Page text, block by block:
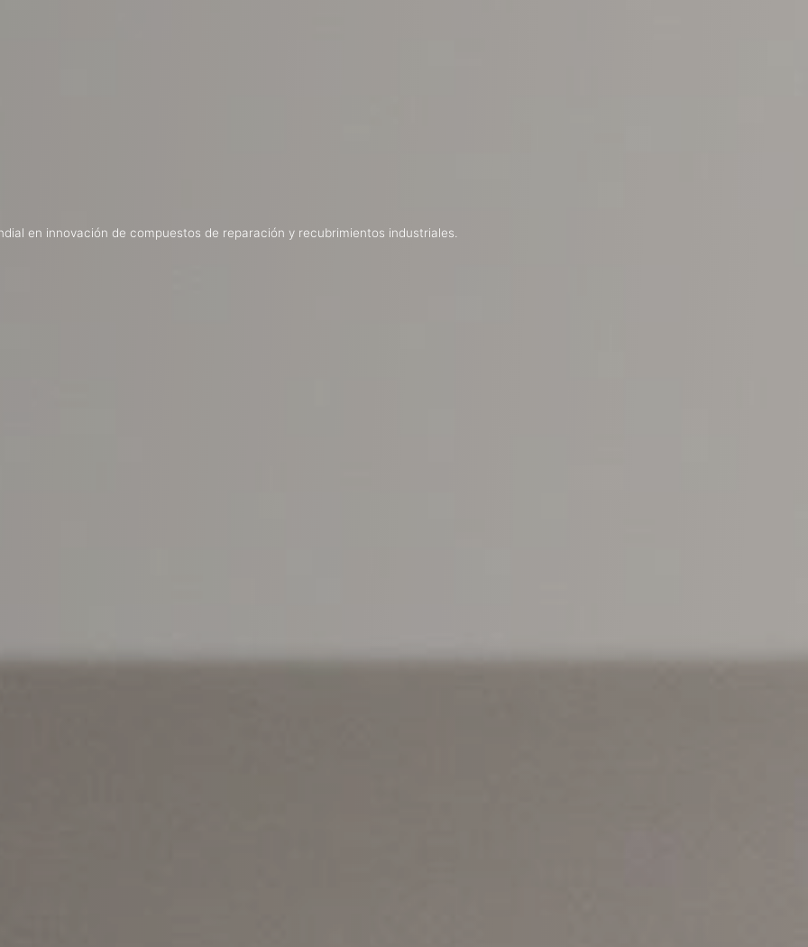
en innovación de compuestos de reparación y recubrimientos industriales.